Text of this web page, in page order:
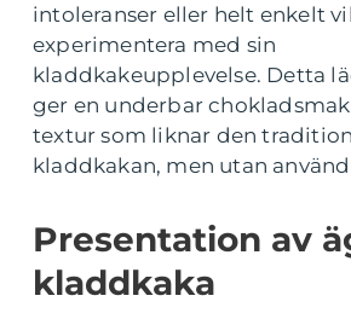
intoleranser eller helt enkelt
experimentera med sin
kladdkakeupplevelse. Detta
ger en underbar
textur som liknar den
kladdkakan, men utan
Presentation av
kladdkaka